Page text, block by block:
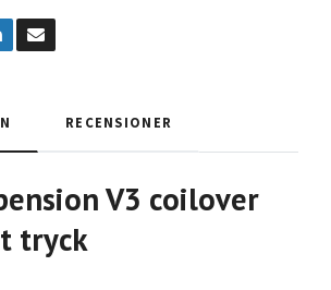
RECENSIONER
V3 coilover
tryck